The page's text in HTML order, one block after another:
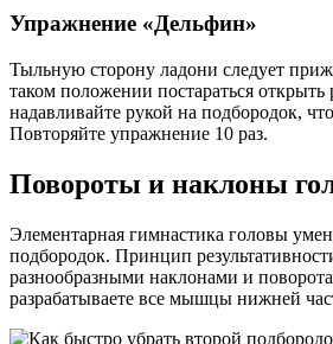
Упражнение «Дельфин»
Тыльную сторону ладони следует
таком положении постараться открыть
надавливайте рукой на подбородок,
Повторяйте упражнение 10 раз.
Повороты и наклоны
Элементарная гимнастика головы
подбородок. Принцип
разнообразными наклонами и
разрабатываете все мышцы нижней